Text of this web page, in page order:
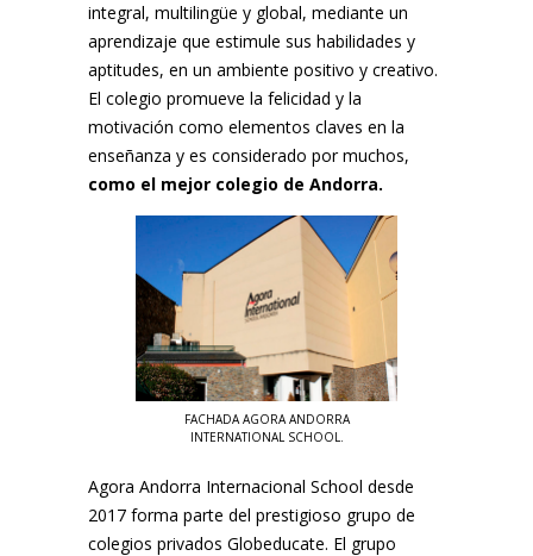
integral, multilingüe y global, mediante un
aprendizaje que estimule sus habilidades y
aptitudes, en un ambiente positivo y creativo.
El colegio promueve la felicidad y la
motivación como elementos claves en la
enseñanza y es considerado por muchos,
como el mejor colegio de Andorra.
FACHADA AGORA ANDORRA
INTERNATIONAL SCHOOL.
Agora Andorra Internacional School desde
2017 forma parte del prestigioso grupo de
colegios privados Globeducate. El grupo